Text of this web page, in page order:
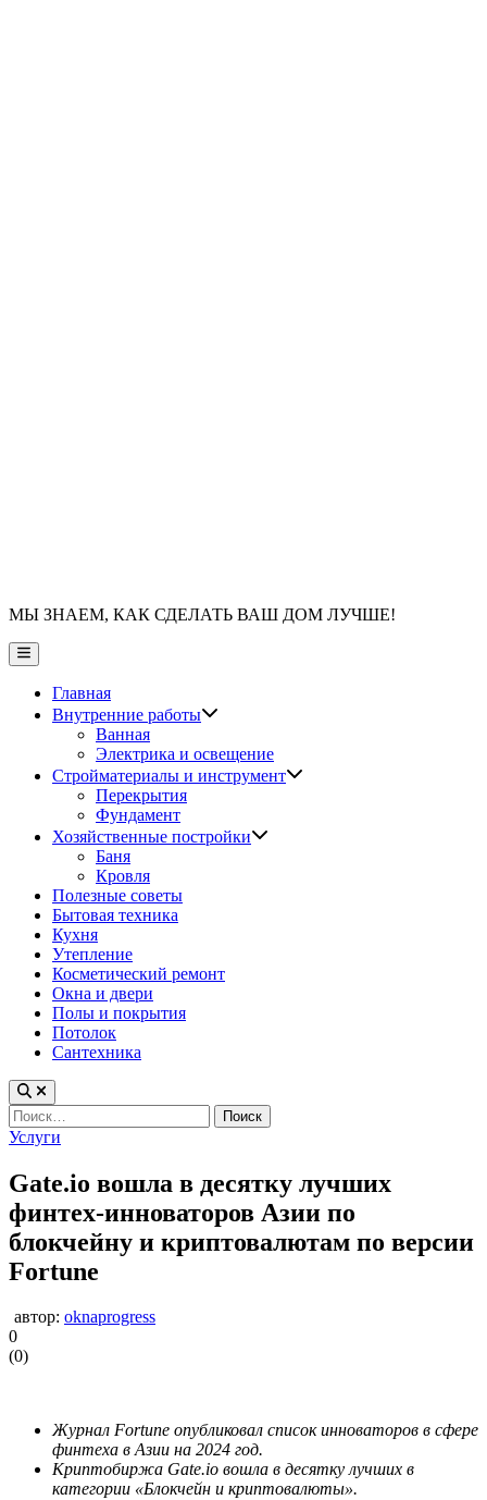
МЫ ЗНАЕМ, КАК СДЕЛАТЬ ВАШ ДОМ ЛУЧШЕ!
Главное
меню
Главная
Внутренние работы
Ванная
Электрика и освещение
Стройматериалы и инструмент
Перекрытия
Фундамент
Хозяйственные постройки
Баня
Кровля
Полезные советы
Бытовая техника
Кухня
Утепление
Косметический ремонт
Окна и двери
Полы и покрытия
Потолок
Сантехника
Найти:
Опубликовано
Услуги
Gate.io вошла в десятку лучших
финтех-инноваторов Азии по
блокчейну и криптовалютам по версии
Fortune
автор: oknaprogress
0
(0)
Журнал Fortune опубликовал список инноваторов в сфере
финтеха в Азии на 2024 год.
Криптобиржа Gate.io вошла в десятку лучших в
категории «Блокчейн и криптовалюты».